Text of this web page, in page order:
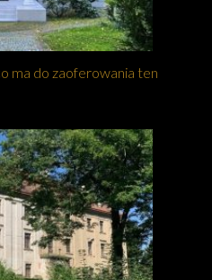
ma do zaoferowania ten